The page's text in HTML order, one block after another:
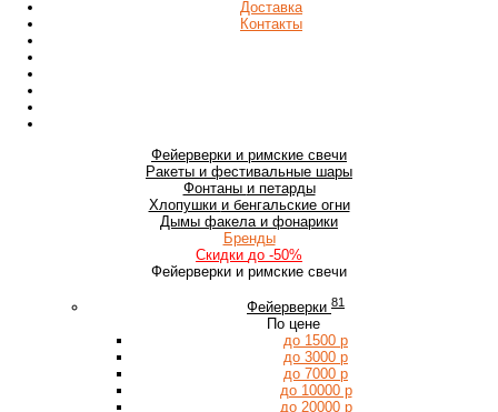
Доставка
Контакты
Фейерверки и римские свечи
Ракеты и фестивальные шары
Фонтаны и петарды
Хлопушки и бенгальские огни
Дымы факела и фонарики
Бренды
Скидки до -50%
Фейерверки и римские свечи
Фейерверки 81
По цене
до 1500 р
до 3000 р
до 7000 р
до 10000 р
до 20000 р